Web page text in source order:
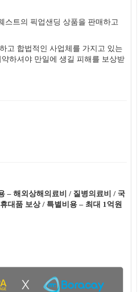
스트의 픽업샌딩 상품을 판매하고
고 합법적인 사업체를 가지고 있는
하셔야 만일에 생길 피해를 보상받
– 해외상해의료비 / 질병의료비 / 국
대품 보상 / 특별비용 – 최대 1억원